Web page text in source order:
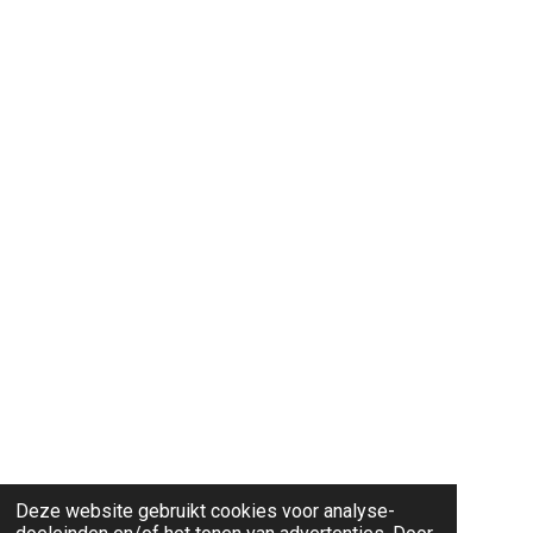
Deze website gebruikt cookies voor analyse-